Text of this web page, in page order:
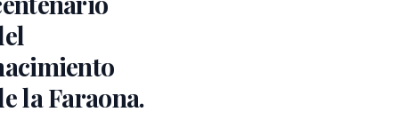
la Faraona.